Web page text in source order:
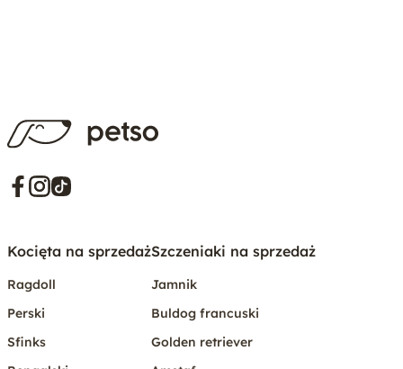
Kocięta na sprzedaż
Ragdoll
Perski
Sfinks
Szczeniaki na sprzedaż
Jamnik
Buldog francuski
Golden retriever